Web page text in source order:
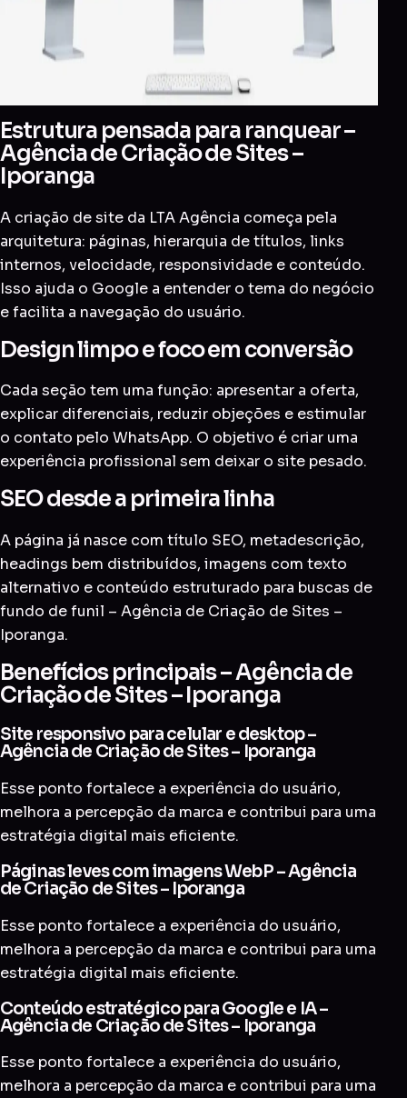
Estrutura pensada para ranquear –
Agência de Criação de Sites –
Iporanga
A criação de site da LTA Agência começa pela
arquitetura: páginas, hierarquia de títulos, links
internos, velocidade, responsividade e conteúdo.
Isso ajuda o Google a entender o tema do negócio
e facilita a navegação do usuário.
Design limpo e foco em conversão
Cada seção tem uma função: apresentar a oferta,
explicar diferenciais, reduzir objeções e estimular
o contato pelo WhatsApp. O objetivo é criar uma
experiência profissional sem deixar o site pesado.
SEO desde a primeira linha
A página já nasce com título SEO, metadescrição,
headings bem distribuídos, imagens com texto
alternativo e conteúdo estruturado para buscas de
fundo de funil – Agência de Criação de Sites –
Iporanga.
Benefícios principais – Agência de
Criação de Sites – Iporanga
Site responsivo para celular e desktop –
Agência de Criação de Sites – Iporanga
Esse ponto fortalece a experiência do usuário,
melhora a percepção da marca e contribui para uma
estratégia digital mais eficiente.
Páginas leves com imagens WebP – Agência
de Criação de Sites – Iporanga
Esse ponto fortalece a experiência do usuário,
melhora a percepção da marca e contribui para uma
estratégia digital mais eficiente.
Conteúdo estratégico para Google e IA –
Agência de Criação de Sites – Iporanga
Esse ponto fortalece a experiência do usuário,
melhora a percepção da marca e contribui para uma